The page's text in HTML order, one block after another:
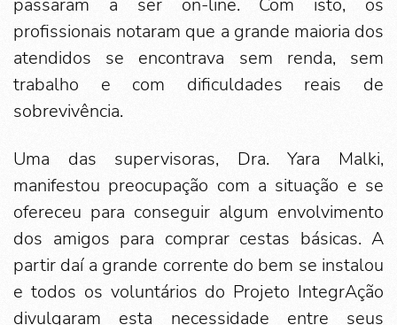
passaram a ser on-line. Com isto, os
profissionais notaram que a grande maioria dos
atendidos se encontrava sem renda, sem
trabalho e com dificuldades reais de
sobrevivência.
Uma das supervisoras, Dra. Yara Malki,
manifestou preocupação com a situação e se
ofereceu para conseguir algum envolvimento
dos amigos para comprar cestas básicas. A
partir daí a grande corrente do bem se instalou
e todos os voluntários do Projeto IntegrAção
divulgaram esta necessidade entre seus